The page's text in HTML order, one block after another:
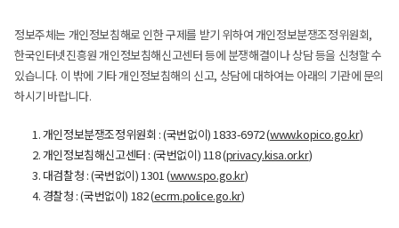
정보주체는 개인정보침해로 인한 구제를 받기 위하여 개인정보분쟁조정위원회,
한국인터넷진흥원 개인정보침해신고센터 등에 분쟁해결이나 상담 등을 신청할 수
있습니다. 이 밖에 기타 개인정보침해의 신고, 상담에 대하여는 아래의 기관에 문의
하시기 바랍니다.
1. 개인정보분쟁조정위원회 : (국번없이) 1833-6972 (www.kopico.go.kr)
2. 개인정보침해신고센터 : (국번없이) 118 (privacy.kisa.or.kr)
3. 대검찰청 : (국번없이) 1301 (www.spo.go.kr)
4. 경찰청 : (국번없이) 182 (ecrm.police.go.kr)